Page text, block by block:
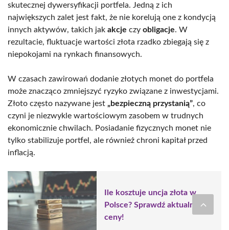
skutecznej dywersyfikacji portfela. Jedną z ich
największych zalet jest fakt, że nie korelują one z kondycją
innych aktywów, takich jak akcje czy obligacje. W
rezultacie, fluktuacje wartości złota rzadko zbiegają się z
niepokojami na rynkach finansowych.
W czasach zawirowań dodanie złotych monet do portfela
może znacząco zmniejszyć ryzyko związane z inwestycjami.
Złoto często nazywane jest „bezpieczną przystanią”, co
czyni je niezwykle wartościowym zasobem w trudnych
ekonomicznie chwilach. Posiadanie fizycznych monet nie
tylko stabilizuje portfel, ale również chroni kapitał przed
inflacją.
Ile kosztuje uncja złota w
Polsce? Sprawdź aktualne
ceny!